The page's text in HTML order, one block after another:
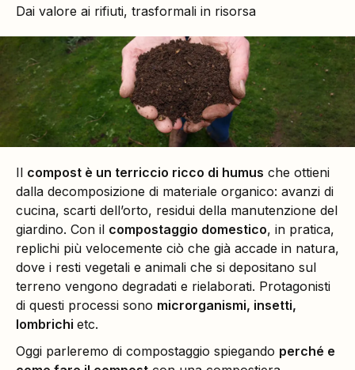
Dai valore ai rifiuti, trasformali in risorsa
Il compost è un terriccio ricco di humus che ottieni
dalla decomposizione di materiale organico: avanzi di
cucina, scarti dell’orto, residui della manutenzione del
giardino. Con il compostaggio domestico, in pratica,
replichi più velocemente ciò che già accade in natura,
dove i resti vegetali e animali che si depositano sul
terreno vengono degradati e rielaborati. Protagonisti
di questi processi sono microrganismi, insetti,
lombrichi etc.
Oggi parleremo di compostaggio spiegando perché e